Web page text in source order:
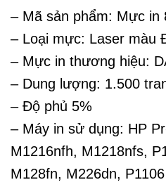
– Mã sản phẩm: Mực in
– Loại mực: Laser màu
– Mực in thương hiệu:
– Dung lượng: 1.500
– Độ phủ 5%
– Máy in sử dụng: HP
M1216nfh, M1218nfs,
M128fn, M226dn, P1106